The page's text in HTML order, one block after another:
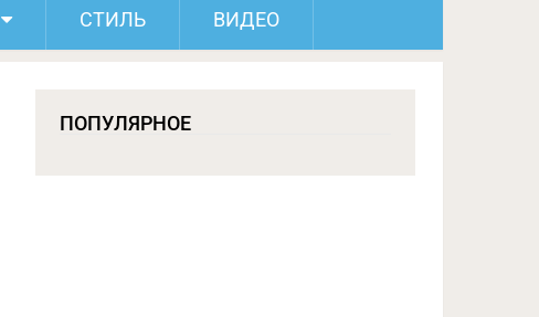
СТИЛЬ ВИДЕО
ПОПУЛЯРНОЕ